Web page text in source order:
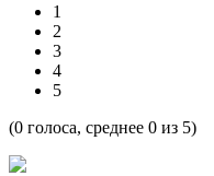
1
2
3
4
5
(0 голоса, среднее 0 из 5)